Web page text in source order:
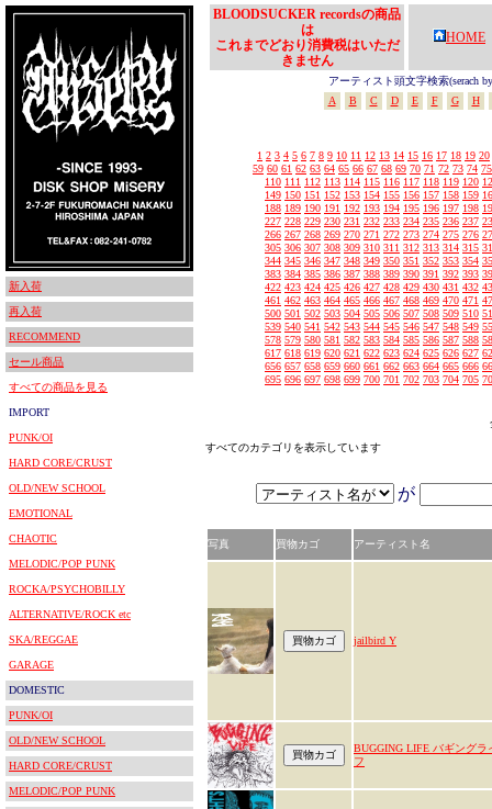
新入荷
再入荷
RECOMMEND
セール商品
すべての商品を見る
IMPORT
PUNK/OI
HARD CORE/CRUST
OLD/NEW SCHOOL
EMOTIONAL
CHAOTIC
MELODIC/POP PUNK
ROCKA/PSYCHOBILLY
ALTERNATIVE/ROCK etc
SKA/REGGAE
GARAGE
DOMESTIC
PUNK/OI
OLD/NEW SCHOOL
HARD CORE/CRUST
MELODIC/POP PUNK
BLOODSUCKER recordsの商品
は
これまでどおり消費税はいただ
きません
HOME
アーティスト頭文字検索(serach
A
B C D E F G H
1 2 3 4 5 6 7 8 9 10 11 12 13 14 15 16 17 18 19 20
59 60 61 62 63 64 65 66 67 68 69 70 71 72 73 74 75
110 111 112 113 114 115 116 117 118 119 120
149 150 151 152 153 154 155 156 157 158 159
188 189 190 191 192 193 194 195 196 197 198
227 228 229 230 231 232 233 234 235 236 237
266 267 268 269 270 271 272 273 274 275 276
305 306 307 308 309 310 311 312 313 314 315
344 345 346 347 348 349 350 351 352 353 354
383 384 385 386 387 388 389 390 391 392 393
422 423 424 425 426 427 428 429 430 431 432
461 462 463 464 465 466 467 468 469 470 471
500 501 502 503 504 505 506 507 508 509 510
539 540 541 542 543 544 545 546 547 548 549
578 579 580 581 582 583 584 585 586 587 588
617 618 619 620 621 622 623 624 625 626 627
656 657 658 659 660 661 662 663 664 665 666
695 696 697 698 699 700 701 702 703 704 705
すべてのカテゴリを表示しています
が
写真 買物カゴ アーティスト名
jailbird Y
BUGGING LIFE バギングラ
フ